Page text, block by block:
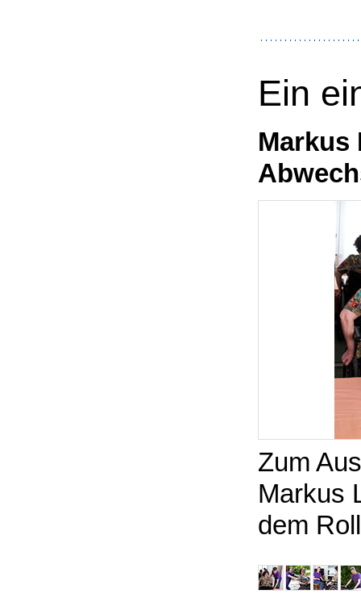
Ein
Markus
Zum
Markus
dem